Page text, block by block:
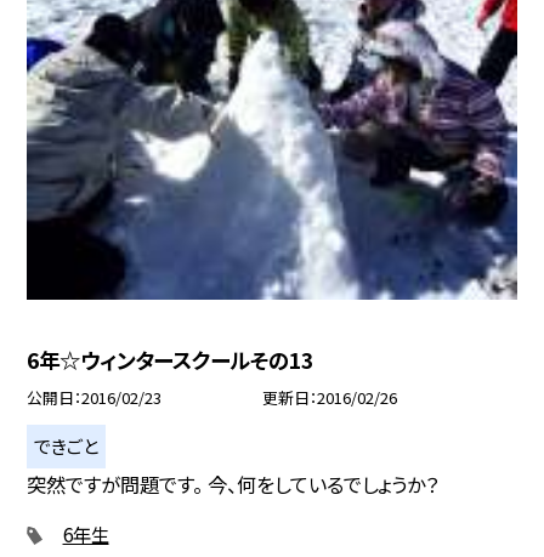
6年☆ウィンタースクールその13
公開日 2016/02/23 更新日 2016/02/26
できごと
突然ですが問題です。 今、何をしているでしょうか？
6年生